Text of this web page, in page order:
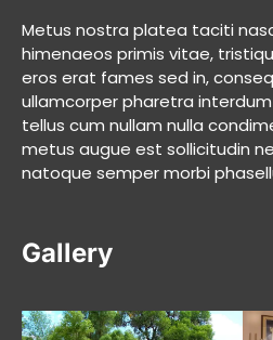
Metus nostra platea taciti
himenaeos primis vitae,
eros erat fames sed in,
ullamcorper pharetra interdum
tellus cum nullam nulla
metus augue est sollicitudin
natoque semper morbi
Gallery